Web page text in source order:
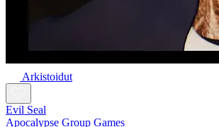
Arkistoidut
Evil Seal
Apocalypse Group Games